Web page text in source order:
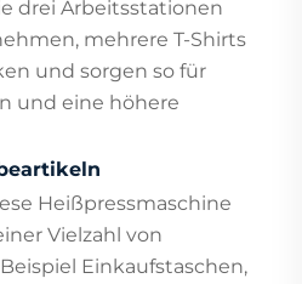
drei Arbeitsstationen
mehrere T-Shirts
und sorgen so für
und eine höhere
Heißpressmaschine
Vielzahl von
Einkaufstaschen,